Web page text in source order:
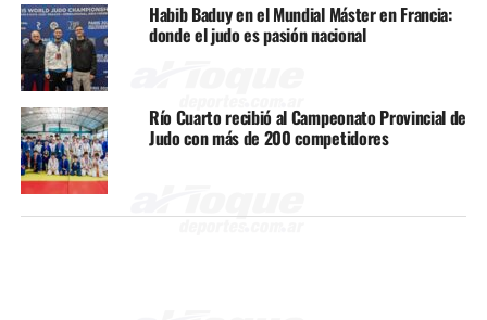
Habib Baduy en el Mundial Máster en Francia:
donde el judo es pasión nacional
Río Cuarto recibió al Campeonato Provincial de
Judo con más de 200 competidores